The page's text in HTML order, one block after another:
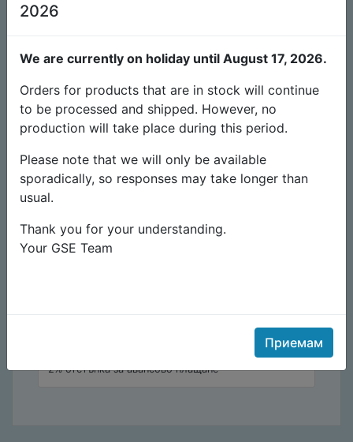
END
27,90€
2% отстъпка за авансово плащане
2026
We are currently on holiday until August 17, 2026.
Orders for products that are in stock will continue
to be processed and shipped. However, no
production will take place during this period.
Please note that we will only be available
sporadically, so responses may take longer than
usual.
Thank you for your understanding.
Your GSE Team
Приемам